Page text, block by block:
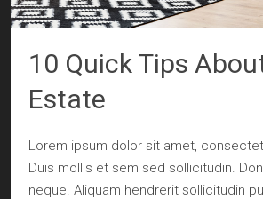
10 Quick Tips
Estate
Lorem ipsum dolor sit amet,
Duis mollis et sem sed sollicitudin.
neque. Aliquam hendrerit sollicitudin